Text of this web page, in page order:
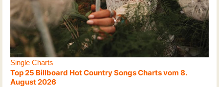
Single Charts
Top 25 Billboard Hot Country Songs Charts vom 8.
August 2026